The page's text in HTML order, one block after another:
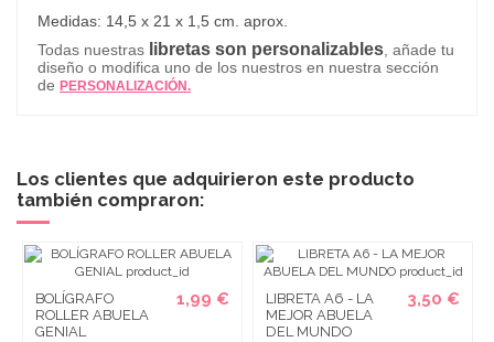
Medidas: 14,5 x 21 x 1,5 cm. aprox.
Todas nuestras libretas son personalizables, añade tu
diseño o modifica uno de los nuestros en nuestra sección
de PERSONALIZACIÓN.
Los clientes que adquirieron este producto
también compraron:
BOLÍGRAFO
ROLLER ABUELA
GENIAL
1,99 €
LIBRETA A6 - LA
MEJOR ABUELA
DEL MUNDO
3,50 €